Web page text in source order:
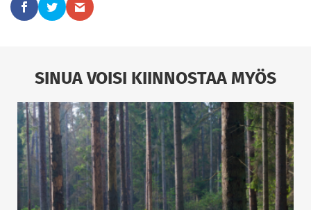
SINUA VOISI KIINNOSTAA MYÖS